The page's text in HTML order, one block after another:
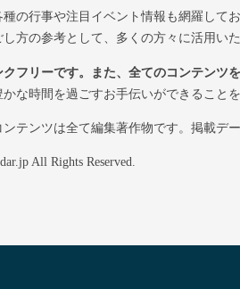
種の行事や注目イベント情報も網羅して
方の参考として、多くの方々に活用いた
フリーです。また、全てのコンテンツ
かな時間を過ごすお手伝いができること
テンツは全て編集著作物です。掲載デ
All Rights Reserved.